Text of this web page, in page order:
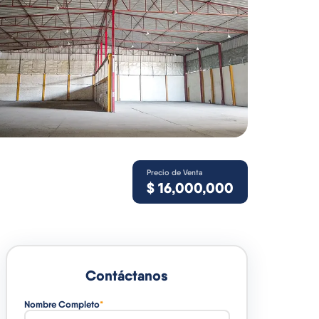
Precio de Venta
$ 16,000,000
Contáctanos
Nombre Completo*